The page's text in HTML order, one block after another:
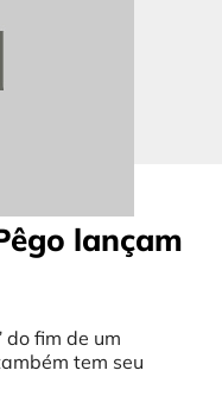
lançam
do fim de um
tem seu